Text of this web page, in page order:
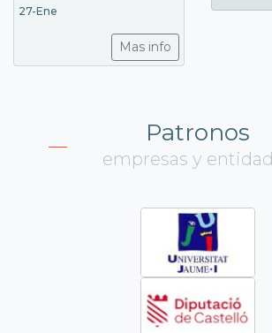
27-Ene
Mas info
Patronos
empresas y